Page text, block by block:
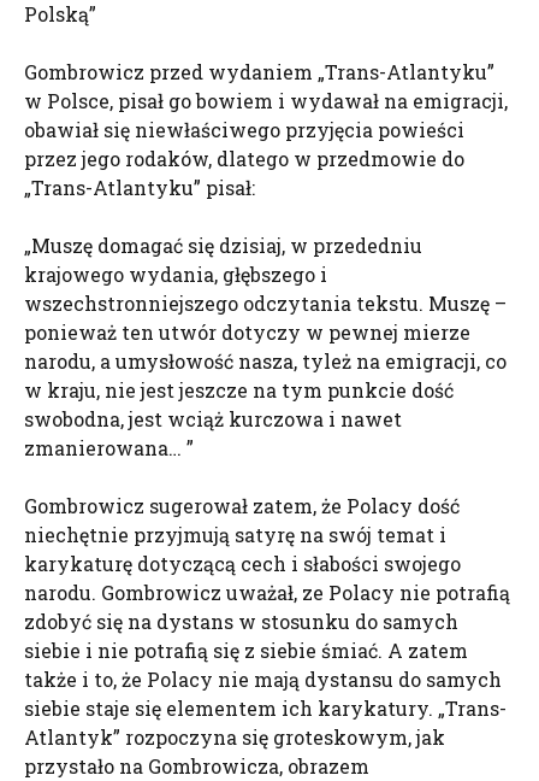
Polską”
Gombrowicz przed wydaniem „Trans-Atlantyku”
w Polsce, pisał go bowiem i wydawał na emigracji,
obawiał się niewłaściwego przyjęcia powieści
przez jego rodaków, dlatego w przedmowie do
„Trans-Atlantyku” pisał:
„Muszę domagać się dzisiaj, w przededniu
krajowego wydania, głębszego i
wszechstronniejszego odczytania tekstu. Muszę –
ponieważ ten utwór dotyczy w pewnej mierze
narodu, a umysłowość nasza, tyleż na emigracji, co
w kraju, nie jest jeszcze na tym punkcie dość
swobodna, jest wciąż kurczowa i nawet
zmanierowana… ”
Gombrowicz sugerował zatem, że Polacy dość
niechętnie przyjmują satyrę na swój temat i
karykaturę dotyczącą cech i słabości swojego
narodu. Gombrowicz uważał, ze Polacy nie potrafią
zdobyć się na dystans w stosunku do samych
siebie i nie potrafią się z siebie śmiać. A zatem
także i to, że Polacy nie mają dystansu do samych
siebie staje się elementem ich karykatury. „Trans-
Atlantyk” rozpoczyna się groteskowym, jak
przystało na Gombrowicza, obrazem